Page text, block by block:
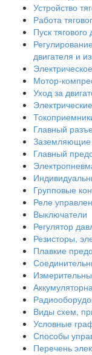
Устройство
Работа
Пуск тягового
двигателя и
Мотор-
Уход за
Главный
Заземляющие
Главный
Групповые
Реле
Выключатели
Регулятор
Резисторы,
Плавкие
Виды схем,
Условные
Способы
Перечень